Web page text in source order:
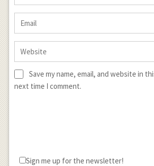
Save my name, email, and website in
next time I comment.
Sign me up for the newsletter!